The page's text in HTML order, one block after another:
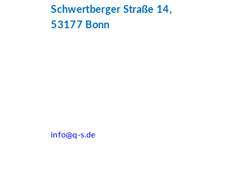
Schwertberger Straße 14,
53177 Bonn
info@q-s.de